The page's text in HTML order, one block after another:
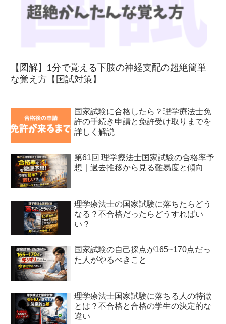
【図解】1分で覚える下肢の神経支配の超絶簡単
な覚え方【国試対策】
国家試験に合格したら？理学療法士免
許の手続き申請と免許受け取りまでを
詳しく解説
第61回 理学療法士国家試験の合格率予
想｜過去推移から見る難易度と傾向
理学療法士の国家試験に落ちたらどう
なる？不合格だったらどうすればい
い？
国家試験の自己採点が165~170点だっ
た人がやるべきこと
理学療法士国家試験に落ちる人の特徴
とは？不合格と合格の学生の決定的な
違い